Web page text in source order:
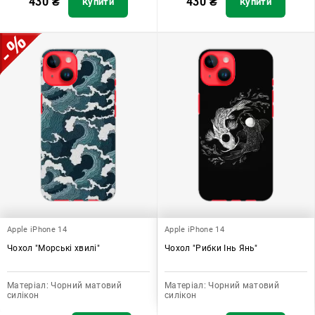
Apple iPhone 14
Чохол "Морські хвилі"
Матеріал: Чорний матовий
силікон
Apple iPhone 14
Чохол "Рибки Інь Янь"
Матеріал: Чорний матовий
силікон